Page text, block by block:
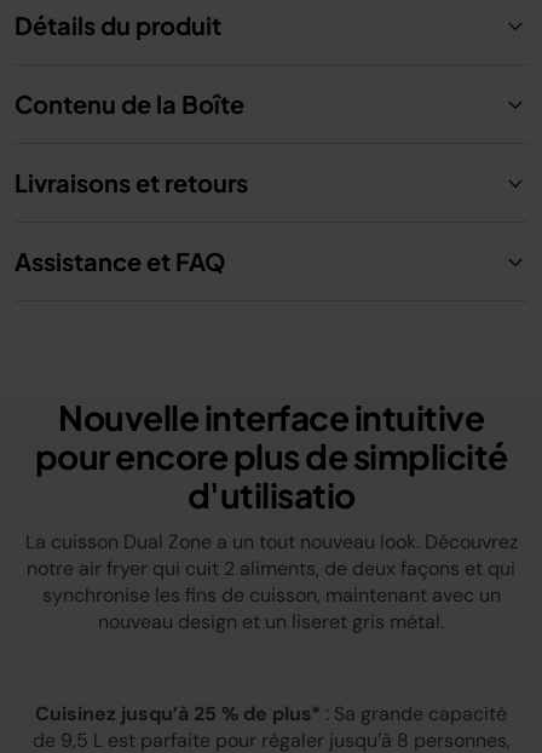
Détails du produit
Contenu de la Boîte
Livraisons et retours
Assistance et FAQ
Nouvelle interface intuitive
pour encore plus de simplicité
d'utilisatio
La cuisson Dual Zone a un tout nouveau look. Découvrez
notre air fryer qui cuit 2 aliments, de deux façons et qui
synchronise les fins de cuisson, maintenant avec un
nouveau design et un liseret gris métal.
Cuisinez jusqu’à 25 % de plus* : Sa grande capacité
de 9,5 L est parfaite pour régaler jusqu’à 8 personnes,